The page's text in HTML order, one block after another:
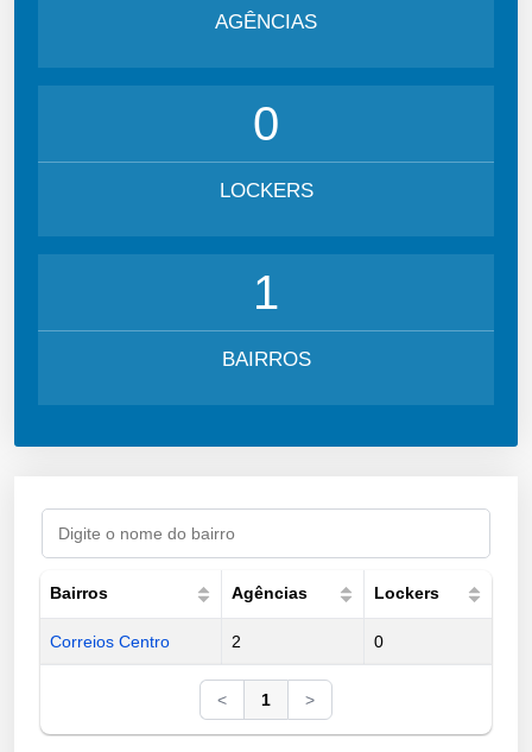
AGÊNCIAS
0
LOCKERS
1
BAIRROS
Bairros Agências Lockers
Correios Centro 2 0
< 1 >